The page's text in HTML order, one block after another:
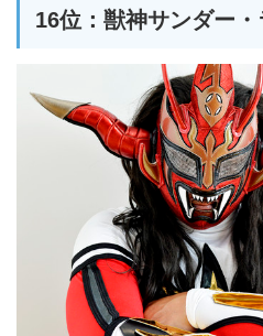
16位：獣神サンダー